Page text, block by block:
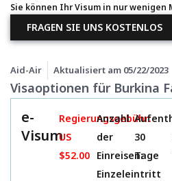
Sie können Ihr Visum in nur wenigen
FRAGEN SIE UNS KOSTENLOS
Aid-Air Aktualisiert am 05/22/2023
Visaoptionen für Burkina
e-
Visum
Regierungsgebühr:
US
$52.00
Anzahl
der
Einreisen:
Einzeleintritt
30
Tage